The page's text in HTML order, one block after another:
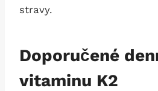
stravy.
Doporučené
vitaminu K2